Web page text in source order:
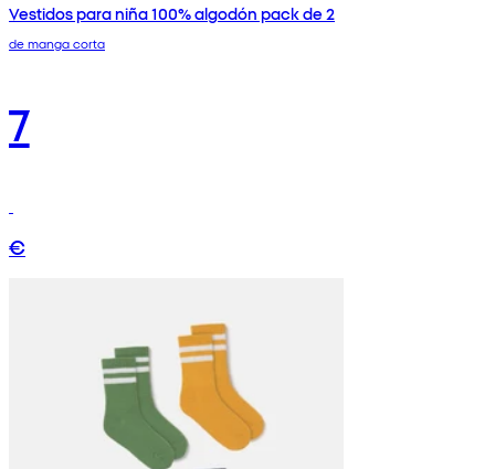
Vestidos para niña 100% algodón pack de 2
de manga corta
7
€